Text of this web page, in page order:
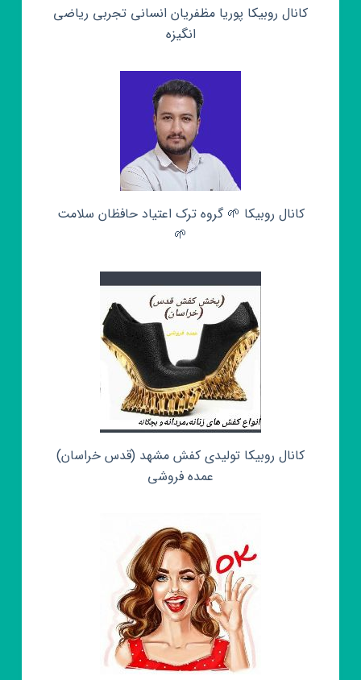
کانال روبیکا پوریا مظفریان انسانی تجربی ریاضی
انگیزه
کانال روبیکا 🌱 گروه ترک اعتیاد حافظان سلامت
🌱
کانال روبیکا تولیدی کفش مشهد (قدس خراسان)
عمده فروشی